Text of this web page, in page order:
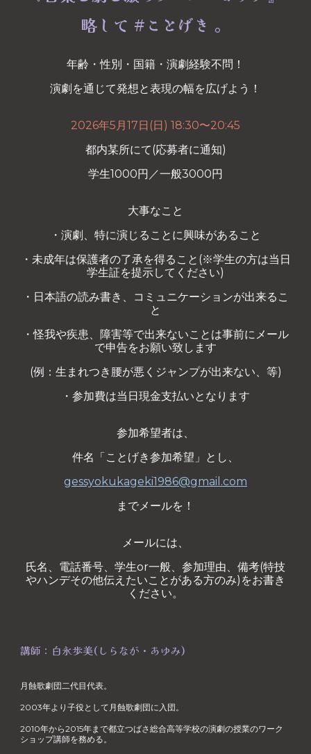
略して #ことげき 。
年齢・性別・国籍・演劇経験不問！
演劇を通じて発想と表現の幅を広げよう！
2026年5月17日(日) 18:30〜20:45
都内某所にて(応募者に通知)
学生1000円／一般3000円
大事なこと
・演劇、特に演じることに興味があること
・未成年は保護者の了承を得ること(※学生の方は当日
学生証を提示してください)
・日本語の読み書き、コミュニケーションが出来るこ
と
・怪我や疾患、障害等で出来ないことは事前にメール
で申告をお願い致します
(例：生まれつき腰が悪くジャンプが出来ない、等)
・参加費は当日現金支払いとなります
参加希望者は、
件名「ことげき参加希望」とし、
gessyokukageki1986@gmail.com
までメールを！
メールには、
氏名、電話番号、学生or一般、参加理由、備考(特技
やハンデその他伝えたいことがある方のみ)をお書き
ください。
講師：白永歩美(しらなが・あゆみ)
月蝕歌劇団二代目代表。
2003年より子役として月蝕歌劇団に入団。
2010年から2015年まで都立つばさ総合高等学校の演劇の授業のワーク
ショップ講師を務める。